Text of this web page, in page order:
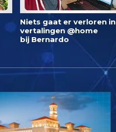
Niets gaat er verloren in
vertalingen @home
bij Bernardo